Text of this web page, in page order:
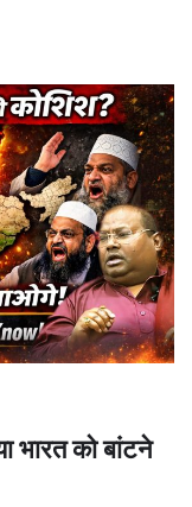
को बांटने